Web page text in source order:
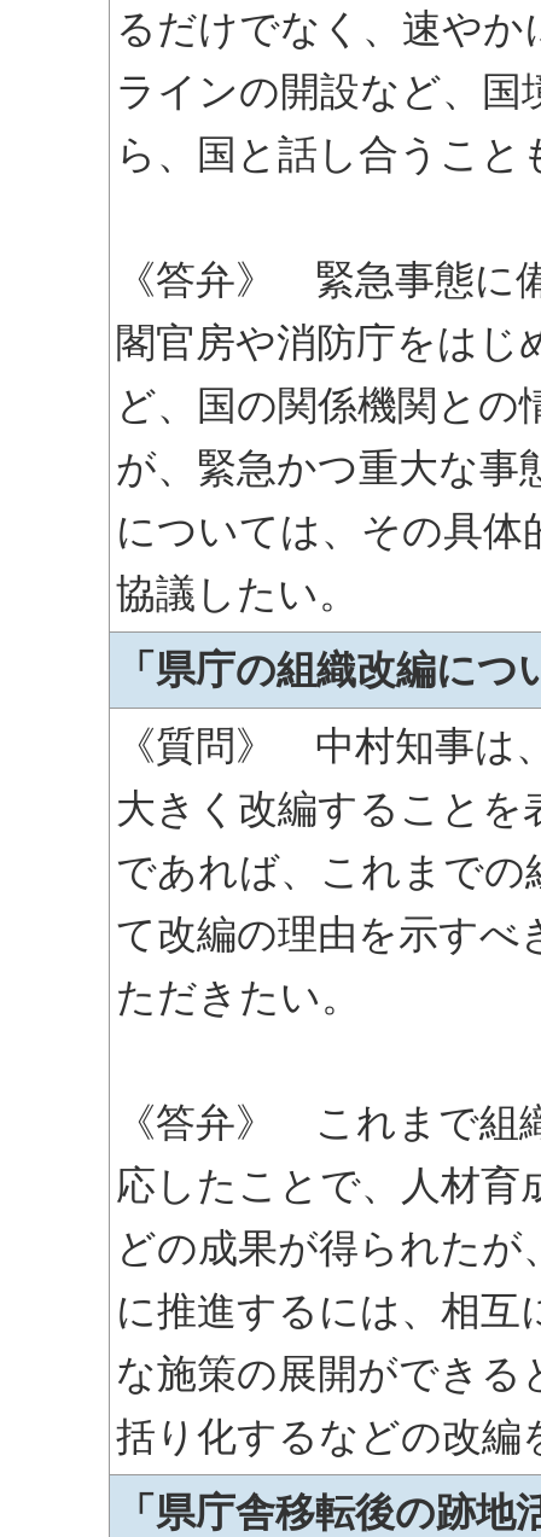
るだけでなく、速や
ラインの開設など、国
ら、国と話し合うこ
《答弁》 緊急事態に
閣官房や消防庁をはじ
ど、国の関係機関との
が、緊急かつ重大な事
については、その具体
協議したい。
「県庁の組織改編につ
《質問》 中村知事は
大きく改編すること
であれば、これまで
て改編の理由を示すべ
ただきたい。
《答弁》 これまで組
応したことで、人材
どの成果が得られたが
に推進するには、相互
な施策の展開ができる
括り化するなどの改編
「県庁舎移転後の跡